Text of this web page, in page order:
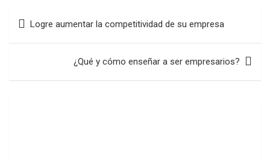
Navegación
Logre aumentar la competitividad de su empresa
¿Qué y cómo enseñar a ser empresarios?